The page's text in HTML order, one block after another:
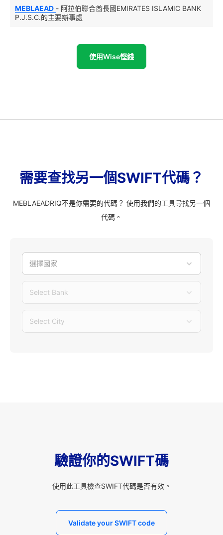
MEBLAEAD - 阿拉伯聯合酋長國EMIRATES ISLAMIC BANK
P.J.S.C.的主要辦事處
使用Wise慳錢
需要查找另一個SWIFT代碼？
MEBLAEADRIQ不是你需要的代碼？ 使用我們的工具尋找另一個
代碼。
選擇國家
Select Bank
Select City
驗證你的SWIFT碼
使用此工具檢查SWIFT代碼是否有效。
Validate your SWIFT code